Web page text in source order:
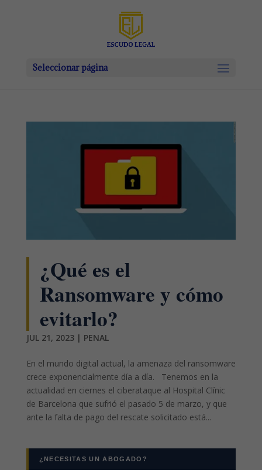
Seleccionar página
¿Qué es el
Ransomware y cómo
evitarlo?
JUL 21, 2023| PENAL
En el mundo digital actual, la amenaza del ransomware
crece exponencialmente día a día. Tenemos en la
actualidad en ciernes el ciberataque al Hospital Clínic
de Barcelona que sufrió el pasado 5 de marzo, y que
ante la falta de pago del rescate solicitado está...
¿NECESITAS UN ABOGADO?